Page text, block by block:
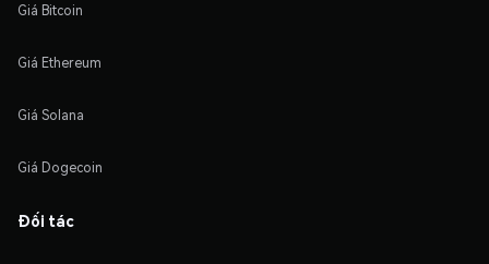
Giá Bitcoin
Giá Ethereum
Giá Solana
Giá Dogecoin
Đối tác